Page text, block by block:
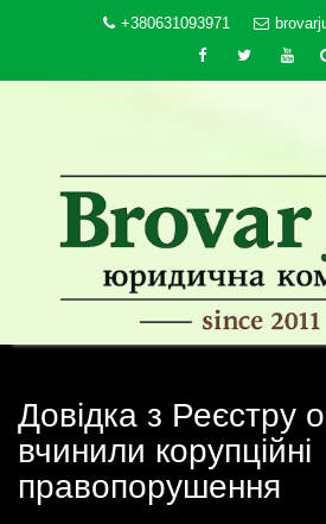
+380631093971
Довідка з Реєстру
вчинили корупційні
правопорушення